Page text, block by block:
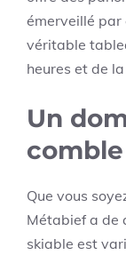
émerveillé par
véritable
heures et de
Un
Que vous
Métabief a de
skiable est